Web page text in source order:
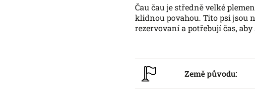
Čau čau je středně velké
klidnou povahou. Tito psi jsou
rezervovaní a potřebují čas,
Země původu: